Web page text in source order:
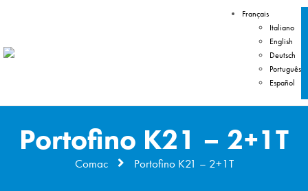
Français
Italiano
English
Deutsch
Português
Español
Portofino K21 – 2+1T
Comac Portofino K21 – 2+1T